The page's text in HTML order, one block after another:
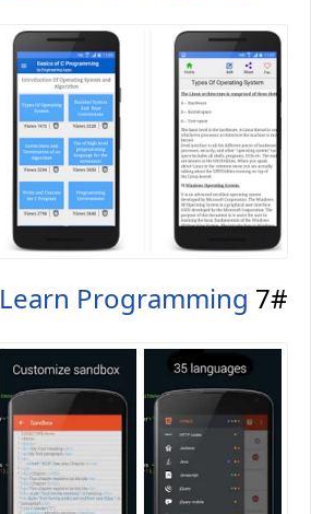
Learn Programming 7#